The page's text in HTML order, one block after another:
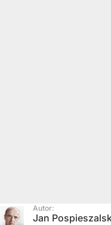
Autor:
Jan